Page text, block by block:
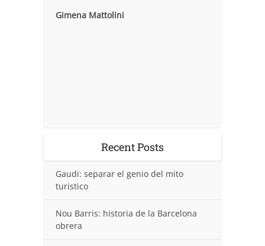
Gimena Mattolini
Recent Posts
Gaudi: separar el genio del mito
turistico
Nou Barris: historia de la Barcelona
obrera